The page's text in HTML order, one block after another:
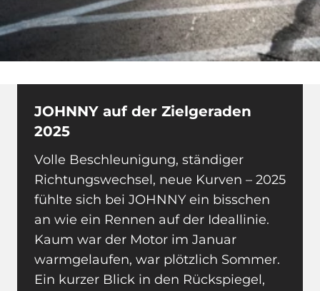
JOHNNY auf der Zielgeraden
2025
Volle Beschleunigung, ständiger
Richtungswechsel, neue Kurven – 2025
fühlte sich bei JOHNNY ein bisschen
an wie ein Rennen auf der Ideallinie.
Kaum war der Motor im Januar
warmgelaufen, war plötzlich Sommer.
Ein kurzer Blick in den Rückspiegel,